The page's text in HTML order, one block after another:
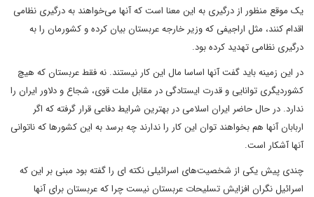
یک موقع منظور از درگیری به این معنا است که آنها می‌خواهند به درگیری نظامی
‌اقدام کنند، مثل اراجیفی که وزیر خارجه عربستان بیان کرده و کشورمان را به
درگیری نظامی ‌تهدید کرده بود.
در این زمینه باید گفت آنها اساسا مال این کار نیستند. نه فقط عربستان که هیچ
کشوردیگری توانایی و قدرت ایستادگی در مقابل ملت قوی، شجاع و دلاور ایران را
ندارد. در حال حاضر ایران اسلامی ‌در بهترین شرایط دفاعی قرار گرفته که اگر
اربابان آنها هم بخواهند توان این کار را ندارند چه برسد به این کشورها که ناتوانی
آنها آشکار است.
چندی پیش یکی از شخصیت‌های اسرائیلی نکته ای را گفته بود مبنی بر این که
اسرائیل نگران افزایش تسلیحات عربستان نیست چرا که عربستان برای آنها